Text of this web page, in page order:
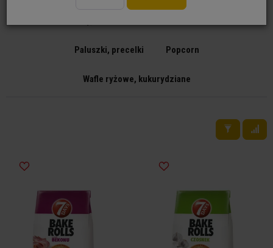
Paluszki, precelki Popcorn
Wafle ryżowe, kukurydziane